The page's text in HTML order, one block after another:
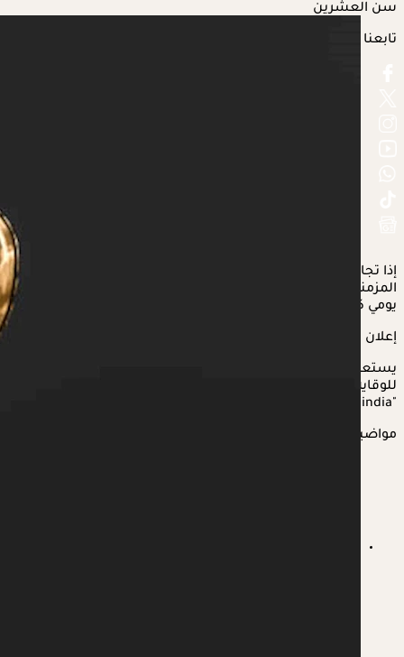
سن العشرين
تابعنا على
إذا تجاوزتِ عمر العشرين، وترغبين في حماية صحتك من الأمراض
المزمنة، كل ما عليكِ فعله هو اتباع مجموعة من الإرشادات بشكل
يومي كل صباح.
إعلان
يستعرض "الكونسلتو" في التقرير التالي،
للوقاية من
"Times of india".
مواضيع ذات صلة